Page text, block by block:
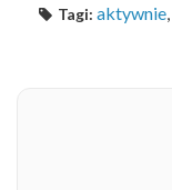
Tagi: aktywnie